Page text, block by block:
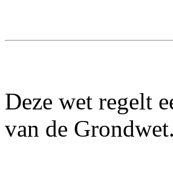
Deze wet regelt
van de Grondwet.